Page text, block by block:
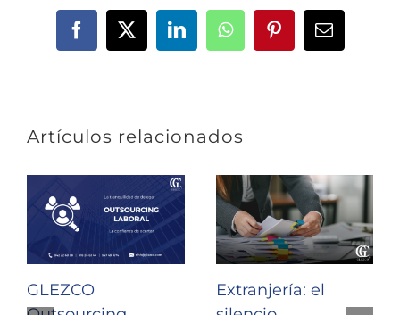
Facebook
X LinkedInWhatsAppPinterestCorreo
Artículos relacionados
GLEZCO
Extranjería: el